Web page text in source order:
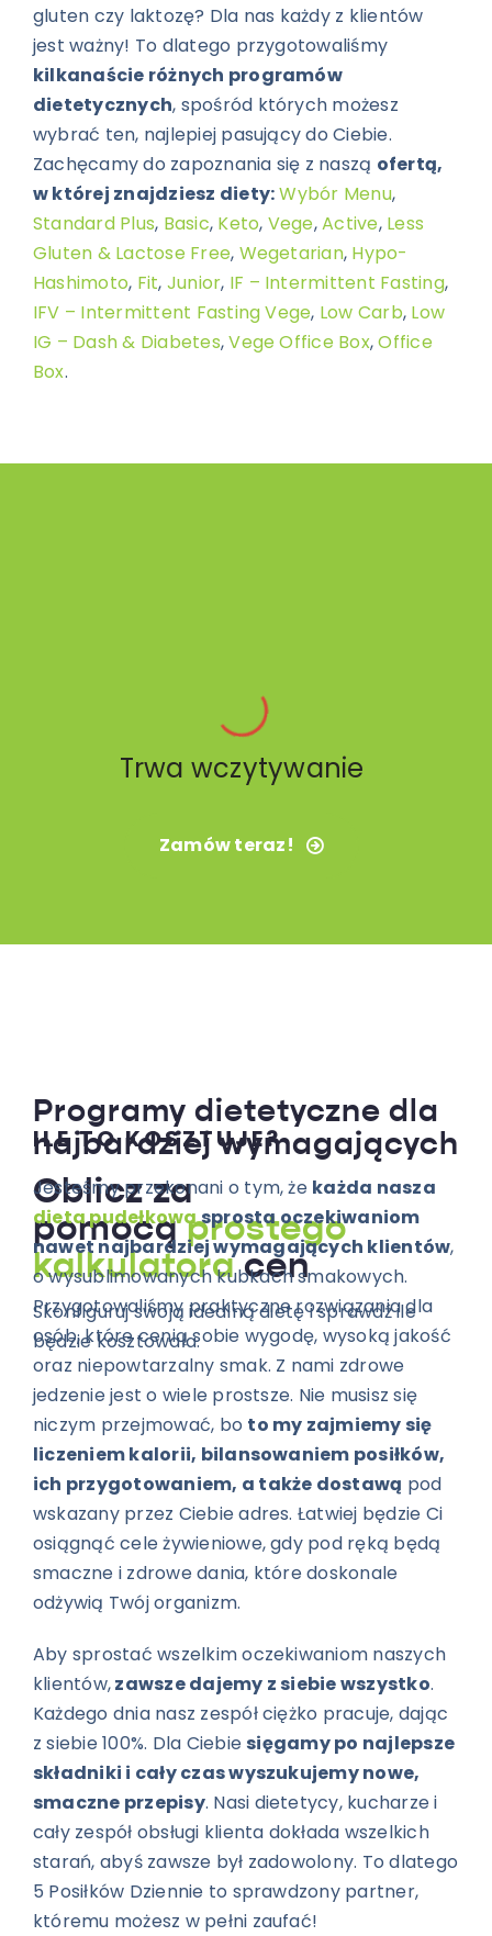
gluten czy laktozę? Dla nas każdy z klientów
jest ważny! To dlatego przygotowaliśmy
kilkanaście różnych programów
dietetycznych, spośród których możesz
wybrać ten, najlepiej pasujący do Ciebie.
Zachęcamy do zapoznania się z naszą ofertą,
w której znajdziesz diety:Wybór Menu,
Standard Plus, Basic, Keto, Vege,Active, Less
Gluten & Lactose Free, Wegetarian, Hypo-
Hashimoto, Fit, Junior, IF – Intermittent Fasting,
IFV – Intermittent Fasting Vege, Low Carb, Low
IG – Dash & Diabetes,Vege Office Box,Office
Box.
ILE TO KOSZTUJE?
Oblicz za
pomocąprostego
kalkulatoracen
Skonfiguruj swoją idealną dietę i sprawdź ile
będzie kosztowała.
Trwa wczytywanie
Zamów teraz!
Programy dietetyczne dla
najbardziej wymagających
Jesteśmy przekonani o tym, że każda nasza
dieta pudełkowasprosta oczekiwaniom
nawet najbardziej wymagających klientów,
o wysublimowanych kubkach smakowych.
Przygotowaliśmy praktyczne rozwiązania dla
osób, które cenią sobie wygodę, wysoką jakość
oraz niepowtarzalny smak. Z nami zdrowe
jedzenie jest o wiele prostsze. Nie musisz się
niczym przejmować, bo to my zajmiemy się
liczeniem kalorii, bilansowaniem posiłków,
ich przygotowaniem, a także dostawą pod
wskazany przez Ciebie adres. Łatwiej będzie Ci
osiągnąć cele żywieniowe, gdy pod ręką będą
smaczne i zdrowe dania, które doskonale
odżywią Twój organizm.
Aby sprostać wszelkim oczekiwaniom naszych
klientów,zawsze dajemy z siebie wszystko.
Każdego dnia nasz zespół ciężko pracuje, dając
z siebie 100%. Dla Ciebie sięgamy po najlepsze
składniki i cały czas wyszukujemy nowe,
smaczne przepisy. Nasi dietetycy, kucharze i
cały zespół obsługi klienta dokłada wszelkich
starań, abyś zawsze był zadowolony. To dlatego
5 Posiłków Dziennie to sprawdzony partner,
któremu możesz w pełni zaufać!